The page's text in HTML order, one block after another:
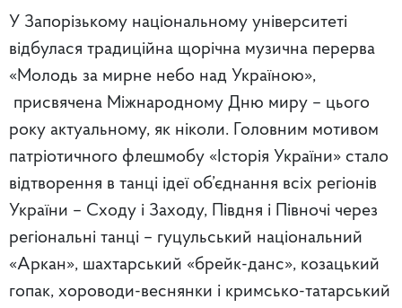
У Запорізькому національному університеті
відбулася традиційна щорічна музична перерва
«Молодь за мирне небо над Україною»,
присвячена Міжнародному Дню миру – цього
року актуальному, як ніколи. Головним мотивом
патріотичного флешмобу «Історія України» стало
відтворення в танці ідеї об’єднання всіх регіонів
України – Сходу і Заходу, Півдня і Півночі через
регіональні танці – гуцульський національний
«Аркан», шахтарський «брейк-данс», козацький
гопак, хороводи-веснянки і кримсько-татарський